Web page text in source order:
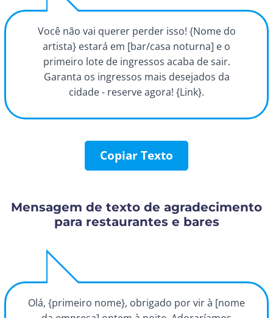
Você não vai querer perder isso! {Nome do
artista} estará em [bar/casa noturna] e o
primeiro lote de ingressos acaba de sair.
Garanta os ingressos mais desejados da
cidade - reserve agora! {Link}.
Copiar Texto
Mensagem de texto de agradecimento
para restaurantes e bares
Olá, {primeiro nome}, obrigado por vir à [nome